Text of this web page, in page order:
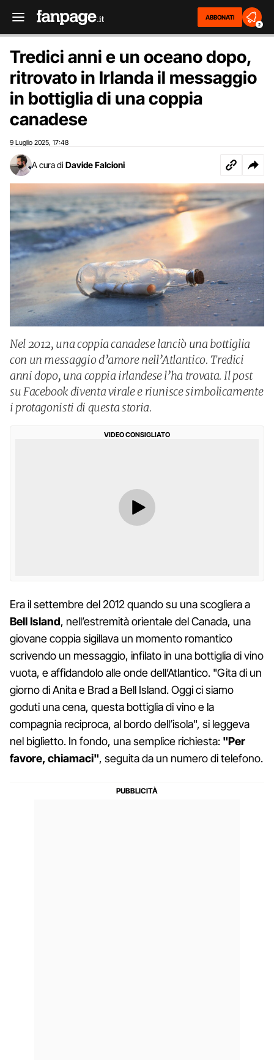
ABBONATI
2
Tredici anni e un oceano dopo,
ritrovato in Irlanda il messaggio
in bottiglia di una coppia
canadese
9 Luglio 2025 17:48
A cura di Davide Falcioni
Nel 2012, una coppia canadese lanciò una bottiglia
con un messaggio d’amore nell’Atlantico. Tredici
anni dopo, una coppia irlandese l’ha trovata. Il post
su Facebook diventa virale e riunisce simbolicamente
i protagonisti di questa storia.
VIDEO CONSIGLIATO
Era il settembre del 2012 quando su una scogliera a
Bell Island, nell’estremità orientale del Canada, una
giovane coppia sigillava un momento romantico
scrivendo un messaggio, infilato in una bottiglia di vino
vuota, e affidandolo alle onde dell’Atlantico. "Gita di un
giorno di Anita e Brad a Bell Island. Oggi ci siamo
goduti una cena, questa bottiglia di vino e la
compagnia reciproca, al bordo dell’isola", si leggeva
nel biglietto. In fondo, una semplice richiesta: "Per
favore, chiamaci", seguita da un numero di telefono.